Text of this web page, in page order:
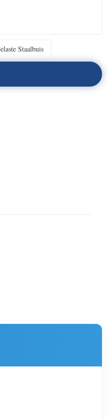
Staalbuis